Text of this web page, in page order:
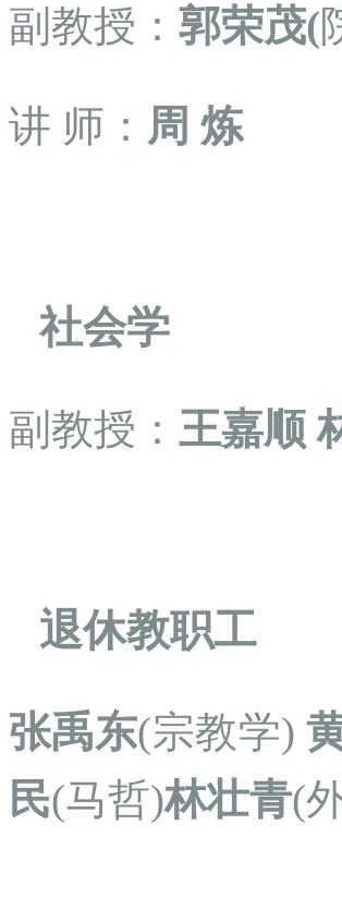
副教授： 郭荣茂(
讲 师： 周 炼
社会学
副教授： 王嘉顺
退休教职工
张禹东(宗教学)
民(马哲)林壮青(